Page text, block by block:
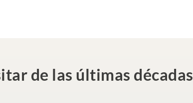
de las últimas décadas